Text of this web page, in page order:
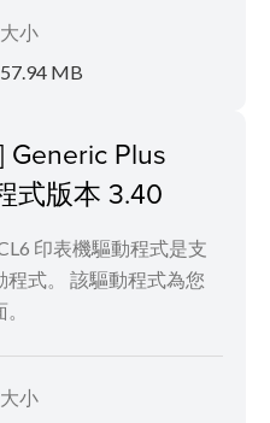
大小
57.94 MB
Plus
式版本 3.40
印表機驅動程式是支
式。 該驅動程式為您
大小